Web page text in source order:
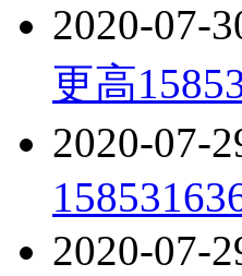
2020-07-
更高
2020-07-
2020-07-